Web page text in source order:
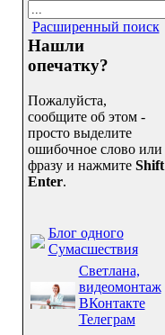
Расширенный поиск
Нашли
опечатку?
Пожалуйста,
сообщите об этом -
просто выделите
ошибочное слово или
фразу и нажмите Shift
Enter.
Блог одного
Сумасшествия
Светлана,
видеомонтаж
ВКонтакте
Телеграм